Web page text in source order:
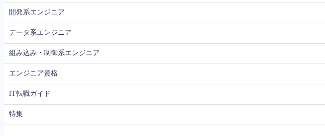
開発系エンジニア
データ系エンジニア
組み込み・制御系エンジニア
エンジニア資格
IT転職ガイド
特集